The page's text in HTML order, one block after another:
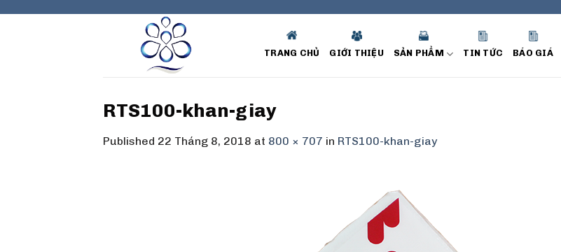
TRANG CHỦ GIỚI THIỆU SẢN PHẨM TIN TỨC BÁO GIÁ
RTS100-khan-giay
Published 22 Tháng 8, 2018 at 800 × 707 in RTS100-khan-giay